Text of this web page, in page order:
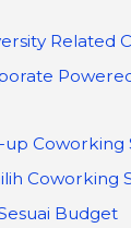
Related
up Coworking
Coworking
Budget